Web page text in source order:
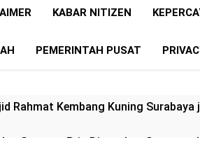
KABAR NITIZEN
PEMERINTAH PUSAT
Rahmat Kembang Kuning Surabaya
Seorang Pria Ditangkap